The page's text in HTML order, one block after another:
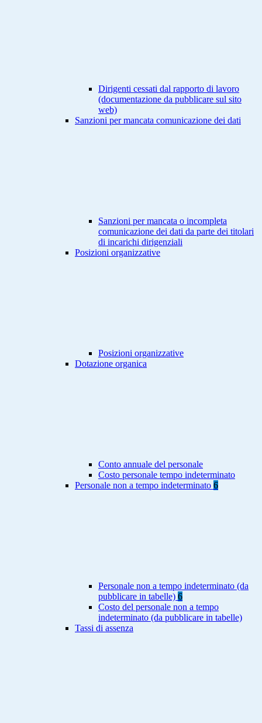
Dirigenti cessati dal rapporto di lavoro
(documentazione da pubblicare sul sito
web)
Sanzioni per mancata comunicazione dei dati
Sanzioni per mancata o incompleta
comunicazione dei dati da parte dei titolari
di incarichi dirigenziali
Posizioni organizzative
Posizioni organizzative
Dotazione organica
Conto annuale del personale
Costo personale tempo indeterminato
Personale non a tempo indeterminato 6
Personale non a tempo indeterminato (da
pubblicare in tabelle) 6
Costo del personale non a tempo
indeterminato (da pubblicare in tabelle)
Tassi di assenza